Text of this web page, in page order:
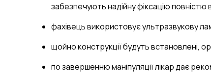
забезпечують надійну фіксацію повністю
фахівець використовує ультразвукову
щойно конструкції будуть встановлені,
по завершенню маніпуляції лікар дає